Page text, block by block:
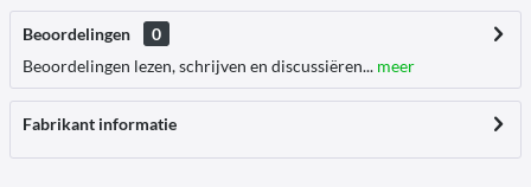
Beoordelingen
0
Beoordelingen lezen, schrijven en discussiëren... meer
Fabrikant informatie